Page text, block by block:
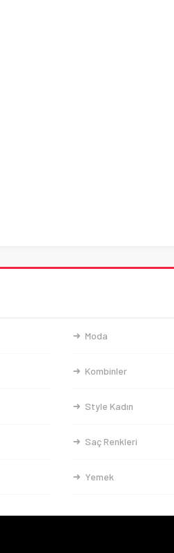
Moda
Kombinler
Style Kadın
Saç Renkleri
Yemek